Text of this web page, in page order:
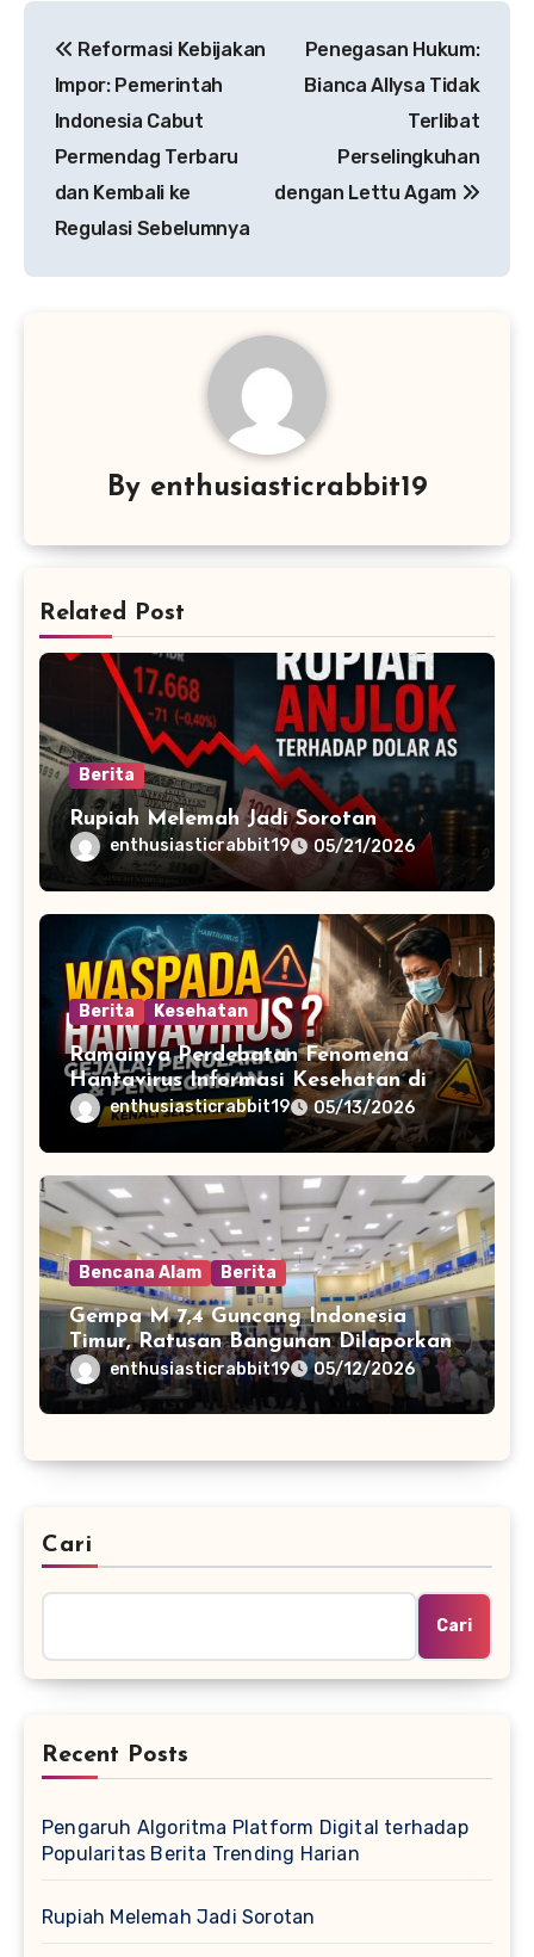
pos
Reformasi Kebijakan
Impor: Pemerintah
Indonesia Cabut
Permendag Terbaru
dan Kembali ke
Regulasi Sebelumnya
Penegasan Hukum:
Bianca Allysa Tidak
Terlibat
Perselingkuhan
dengan Lettu Agam
By enthusiasticrabbit19
Related Post
Berita
Rupiah Melemah Jadi Sorotan
enthusiasticrabbit19 05/21/2026
Berita Kesehatan
Ramainya Perdebatan Fenomena
Hantavirus Informasi Kesehatan di
Media Sosial
enthusiasticrabbit19 05/13/2026
Bencana Alam Berita
Gempa M 7,4 Guncang Indonesia
Timur, Ratusan Bangunan Dilaporkan
Rusakenthusiasticrabbit19 05/12/2026
Cari
Cari
Recent Posts
Pengaruh Algoritma Platform Digital terhadap
Popularitas Berita Trending Harian
Rupiah Melemah Jadi Sorotan